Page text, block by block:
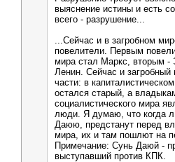
выяснение истины и есть
всего - разрушение...
...Сейчас и в загробном
повелители. Первым
мира стал Маркс, вторым -
Ленин. Сейчас и
части: в
остался старый, а
социалистического мира
люди. Я думаю, что когда
Даюю, предстанут перед
мира, их и там пошлют на
Примечание: Сунь Даюй -
выступавший против КПК.